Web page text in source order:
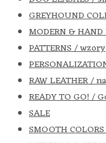
GREYHOUND
MODERN &
PATTERNS / wzory
RAW LEATHER /
READY TO GO! /
SALE
SMOOTH